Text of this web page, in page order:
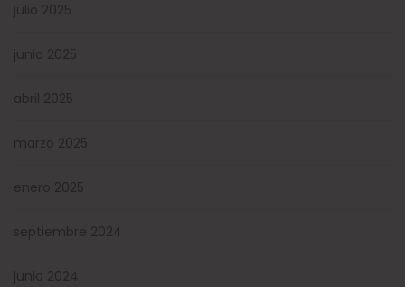
julio 2025
junio 2025
abril 2025
marzo 2025
enero 2025
septiembre 2024
junio 2024